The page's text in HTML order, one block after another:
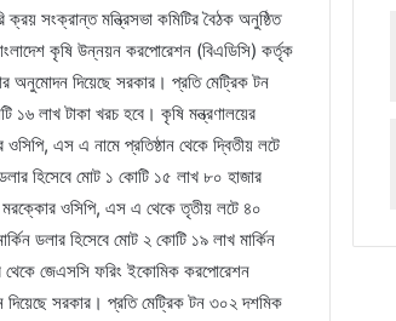
সংক্রান্ত মন্ত্রিসভা কমিটির বৈঠক অনুষ্ঠিত
কৃষি উন্নয়ন করপোরেশন (বিএডিসি) কর্তৃক
অনুমোদন দিয়েছে সরকার। প্রতি মেট্রিক টন
১৬ লাখ টাকা খরচ হবে। কৃষি মন্ত্রণালয়ের
এস এ নামে প্রতিষ্ঠান থেকে দ্বিতীয় লটে
হিসেবে মোট ১ কোটি ১৫ লাখ ৮০ হাজার
মরক্কোর ওসিপি, এস এ থেকে তৃতীয় লটে ৪০
ডলার হিসেবে মোট ২ কোটি ১৯ লাখ মার্কিন
থেকে জেএসসি ফরিং ইকোমিক করপোরেশন
দিয়েছে সরকার। প্রতি মেট্রিক টন ৩০২ দশমিক